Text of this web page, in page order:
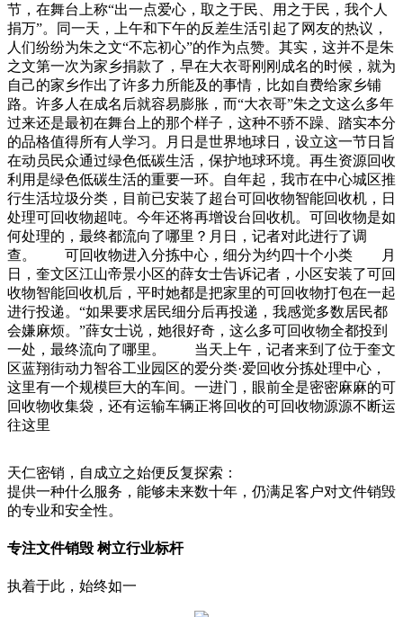
节，在舞台上称“出一点爱心，取之于民、用之于民，我个人
捐万”。同一天，上午和下午的反差生活引起了网友的热议，
人们纷纷为朱之文“不忘初心”的作为点赞。其实，这并不是朱
之文第一次为家乡捐款了，早在大衣哥刚刚成名的时候，就为
自己的家乡作出了许多力所能及的事情，比如自费给家乡铺
路。许多人在成名后就容易膨胀，而“大衣哥”朱之文这么多年
过来还是最初在舞台上的那个样子，这种不骄不躁、踏实本分
的品格值得所有人学习。月日是世界地球日，设立这一节日旨
在动员民众通过绿色低碳生活，保护地球环境。再生资源回收
利用是绿色低碳生活的重要一环。自年起，我市在中心城区推
行生活垃圾分类，目前已安装了超台可回收物智能回收机，日
处理可回收物超吨。今年还将再增设台回收机。可回收物是如
何处理的，最终都流向了哪里？月日，记者对此进行了调
查。 可回收物进入分拣中心，细分为约四十个小类 月
日，奎文区江山帝景小区的薛女士告诉记者，小区安装了可回
收物智能回收机后，平时她都是把家里的可回收物打包在一起
进行投递。“如果要求居民细分后再投递，我感觉多数居民都
会嫌麻烦。”薛女士说，她很好奇，这么多可回收物全都投到
一处，最终流向了哪里。 当天上午，记者来到了位于奎文
区蓝翔街动力智谷工业园区的爱分类·爱回收分拣处理中心，
这里有一个规模巨大的车间。一进门，眼前全是密密麻麻的可
回收物收集袋，还有运输车辆正将回收的可回收物源源不断运
往这里
天仁密销，自成立之始便反复探索：
提供一种什么服务，能够未来数十年，仍满足客户对文件销毁
的专业和安全性。
专注文件销毁 树立行业标杆
执着于此，始终如一